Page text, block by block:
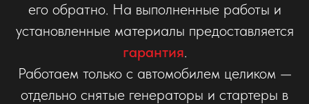
его обратно. На выполненные работы и
установленные материалы предоставляется
гарантия.
Работаем только с автомобилем целиком —
отдельно снятые генераторы и стартеры в